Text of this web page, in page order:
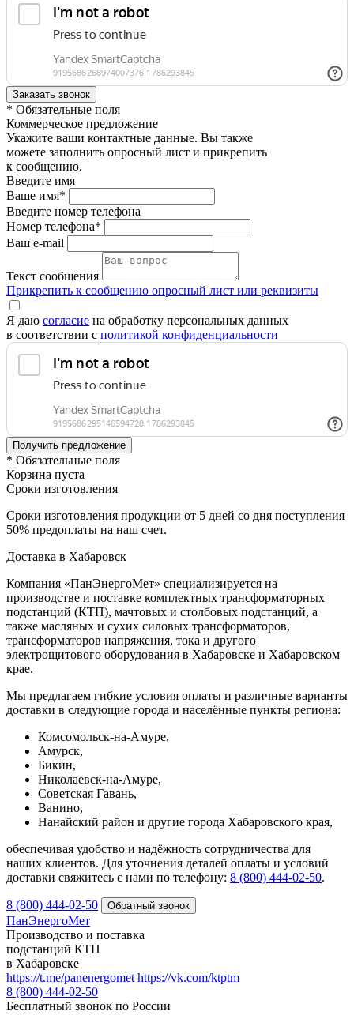
* Обязательные поля
Коммерческое предложение
Укажите ваши контактные данные. Вы также
можете заполнить опросный лист и прикрепить
к сообщению.
Введите имя
Ваше имя*
Введите номер телефона
Номер телефона*
Ваш e-mail
Текст сообщения
Прикрепить к сообщению опросный лист или реквизиты
Я даю согласие на обработку персональных данных
в соответствии с политикой конфиденциальности
* Обязательные поля
Корзина пуста
Сроки изготовления
Сроки изготовления продукции от 5 дней со дня поступления
50% предоплаты на наш счет.
Доставка в Хабаровск
Компания «ПанЭнергоМет» специализируется на
производстве и поставке комплектных трансформаторных
подстанций (КТП), мачтовых и столбовых подстанций, а
также масляных и сухих силовых трансформаторов,
трансформаторов напряжения, тока и другого
электрощитового оборудования в Хабаровске и Хабаровском
крае.
Мы предлагаем гибкие условия оплаты и различные варианты
доставки в следующие города и населённые пункты региона:
Комсомольск-на-Амуре,
Амурск,
Бикин,
Николаевск-на-Амуре,
Советская Гавань,
Ванино,
Нанайский район и другие города Хабаровского края,
обеспечивая удобство и надёжность сотрудничества для
наших клиентов. Для уточнения деталей оплаты и условий
доставки свяжитесь с нами по телефону: 8 (800) 444‑02‑50.
8 (800) 444-02-50
ПанЭнергоМет
Производство и поставка
подстанций КТП
в Хабаровске
https://t.me/panenergomet https://vk.com/ktptm
8 (800) 444-02-50
Бесплатный звонок по России